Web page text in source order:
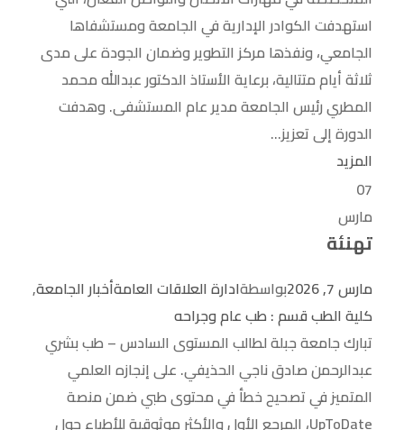
استهدفت الكوادر الإدارية في الجامعة ومستشفاها
الجامعي، ونفذها مركز التطوير وضمان الجودة على مدى
ثلاثة أيام متتالية، برعاية الأستاذ الدكتور عبدالله محمد
المطري رئيس الجامعة مدير عام المستشفى. وهدفت
الدورة إلى تعزيز...
المزيد
07
مارس
تهنئة
مارس 7, 2026 بواسطةادارة العلاقات العامةأخبار الجامعة,
كلية الطب قسم : طب عام وجراحه
تبارك جامعة جبلة لطالب المستوى السادس – طب بشري
عبدالرحمن صادق ناجي الحذيفي. على إنجازه العلمي
المتميز في تصحيح خطأ في محتوى طبي ضمن منصة
UpToDate، المرجع الأول والأكثر موثوقية للأطباء حول